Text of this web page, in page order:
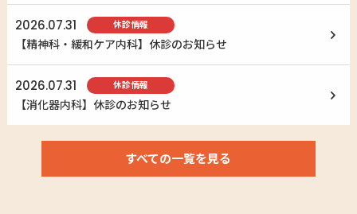
2026.07.31 休診情報
【精神科・緩和ケア内科】休診のお知らせ
2026.07.31 休診情報
【消化器内科】休診のお知らせ
すべての一覧を見る